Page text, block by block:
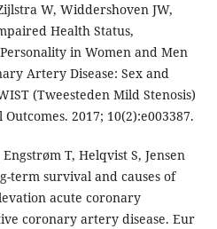
W, Widdershoven JW,
Health Status,
in Women and Men
Artery Disease: Sex and
(Tweesteden Mild Stenosis)
2017; 10(2):e003387.
T, Helqvist S, Jensen
term survival and causes of
acute coronary
coronary artery disease. Eur